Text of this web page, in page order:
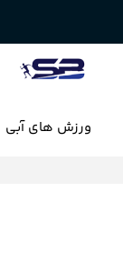
ورزش های آبی